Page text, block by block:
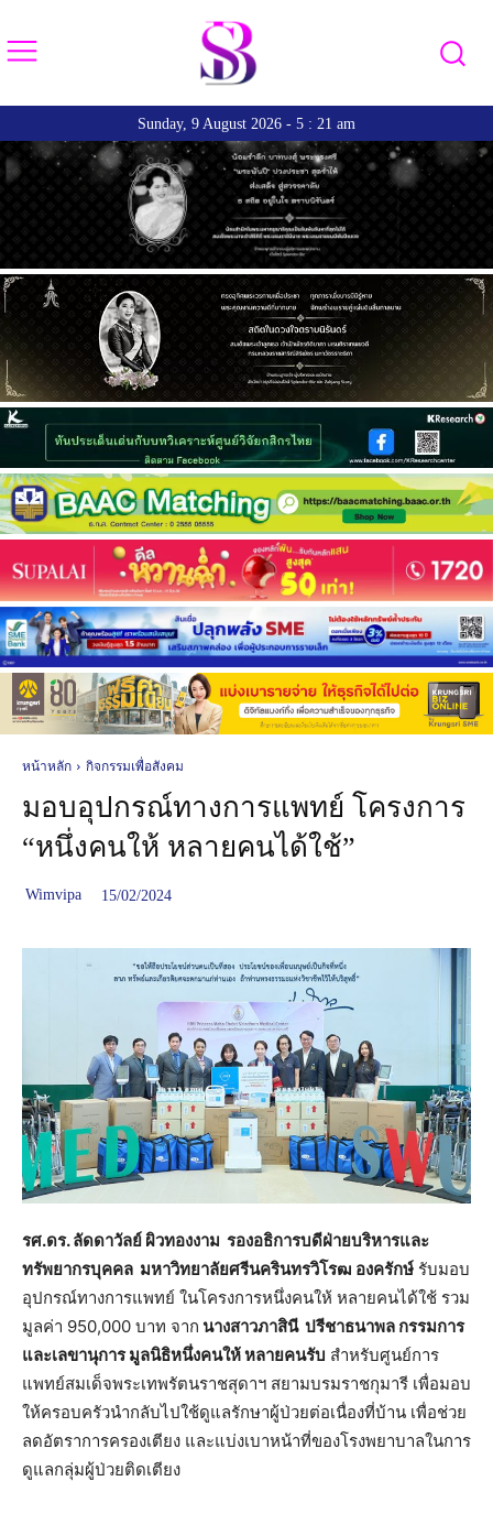
Sunday, 9 August 2026 - 5 : 21 am
หน้าหลัก กิจกรรมเพื่อสังคม
มอบอุปกรณ์ทางการแพทย์ โครงการ
“หนึ่งคนให้ หลายคนได้ใช้”
Wimvipa 15/02/2024
รศ.ดร. ลัดดาวัลย์ ผิวทองงาม รองอธิการบดีฝ่ายบริหารและ
ทรัพยากรบุคคล มหาวิทยาลัยศรีนครินทรวิโรฒ องครักษ์ รับมอบ
อุปกรณ์ทางการแพทย์ ในโครงการหนึ่งคนให้ หลายคนได้ใช้ รวม
มูลค่า 950,000 บาท จาก นางสาวภาสินีปรีชาธนาพล กรรมการ
และเลขานุการ มูลนิธิหนึ่งคนให้ หลายคนรับ สำหรับศูนย์การ
แพทย์สมเด็จพระเทพรัตนราชสุดาฯ สยามบรมราชกุมารี เพื่อมอบ
ให้ครอบครัวนำกลับไปใช้ดูแลรักษาผู้ป่วยต่อเนื่องที่บ้าน เพื่อช่วย
ลดอัตราการครองเตียง และแบ่งเบาหน้าที่ของโรงพยาบาลในการ
ดูแลกลุ่มผู้ป่วยติดเตียง